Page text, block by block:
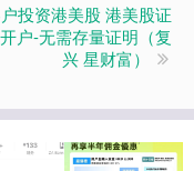
投资港美股 港美股证
户-无需存量证明（复
兴 星财富）